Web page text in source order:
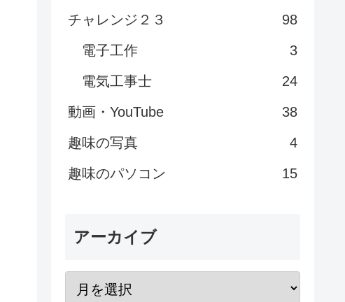
チャレンジ２３
98
電子工作
3
電気工事士
24
動画・YouTube
38
趣味の写真
4
趣味のパソコン
15
アーカイブ